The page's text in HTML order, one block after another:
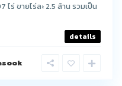
ร่ ขายไร่ละ 2.5 ล้าน รวมเป็น
details